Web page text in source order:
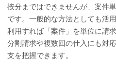
按分まではできませんが、案件
です。一般的な方法としても活
利用すれば「案件」を単位に請
分割請求や複数回の仕入にも対
支を把握できます。